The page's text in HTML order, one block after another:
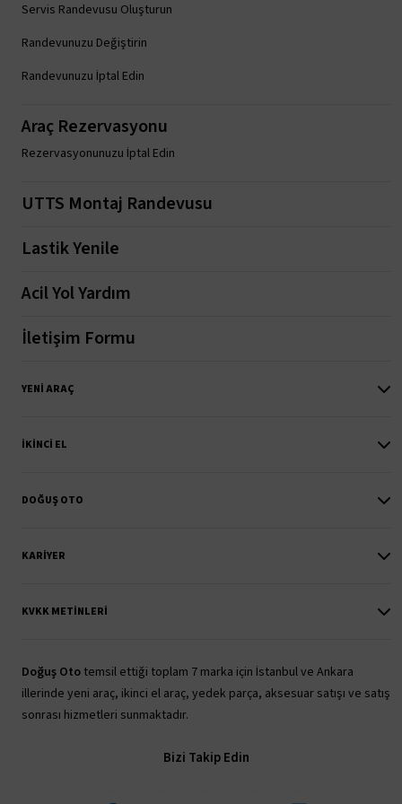
Servis Randevusu Oluşturun
Randevunuzu Değiştirin
Randevunuzu İptal Edin
Araç Rezervasyonu
Rezervasyonunuzu İptal Edin
UTTS Montaj Randevusu
Lastik Yenile
Acil Yol Yardım
İletişim Formu
YENI ARAÇ
İKINCI EL
DOĞUŞ OTO
KARIYER
KVKK METINLERI
Doğuş Oto temsil ettiği toplam 7 marka için İstanbul ve Ankara
illerinde yeni araç, ikinci el araç, yedek parça, aksesuar satışı ve satış
sonrası hizmetleri sunmaktadır.
Bizi Takip Edin